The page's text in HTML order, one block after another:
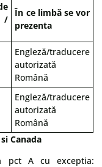
/
În ce limbă se vor
prezenta
Engleză/traducere
autorizată
Română
Engleză/traducere
autorizată
Română
Canada
pct A cu exceptia: